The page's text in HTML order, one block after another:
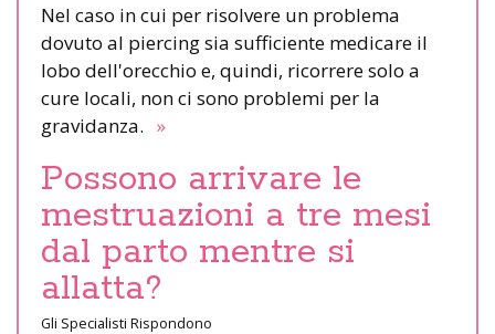
Nel caso in cui per risolvere un problema
dovuto al piercing sia sufficiente medicare il
lobo dell'orecchio e, quindi, ricorrere solo a
cure locali, non ci sono problemi per la
gravidanza. »
Possono arrivare le
mestruazioni a tre mesi
dal parto mentre si
allatta?
Gli Specialisti Rispondono